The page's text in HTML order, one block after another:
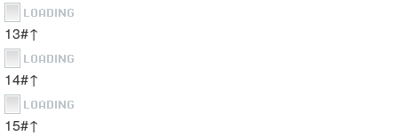
13#↑
14#↑
15#↑